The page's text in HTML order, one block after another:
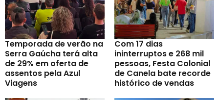
Temporada de verão na
Serra Gaúcha terá alta
de 29% em oferta de
assentos pela Azul
Viagens
Com 17 dias
ininterruptos e 268 mil
pessoas, Festa Colonial
de Canela bate recorde
histórico de vendas